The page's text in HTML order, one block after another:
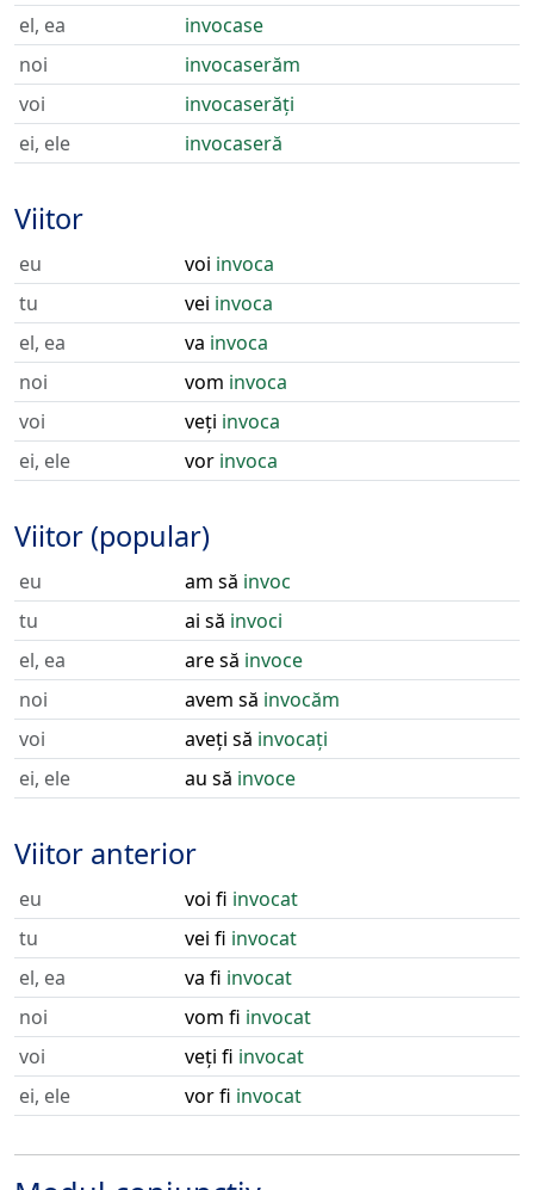
el, ea
invocase
noi
invocaserăm
voi
invocaserăți
ei, ele
invocaseră
Viitor
eu voi invoca
tu
vei invoca
el, ea
va invoca
noi
vom invoca
voi
veți invoca
ei, ele
vor invoca
Viitor (popular)
eu am să invoc
tu
ai să invoci
el, ea
are să invoce
noi
avem să invocăm
voi
aveți să invocați
ei, ele
au să invoce
Viitor anterior
eu voi fi invocat
tu
vei fi invocat
el, ea
va fi invocat
noi
vom fi invocat
voi
veți fi invocat
ei, ele
vor fi invocat